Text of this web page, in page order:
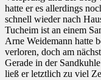
hatte er es allerdings
schnell wieder nach
Tucheim ist an einem
Arne Weidemann hatte
verloren, doch am
Gerade in der
ließ er letztlich zu viel